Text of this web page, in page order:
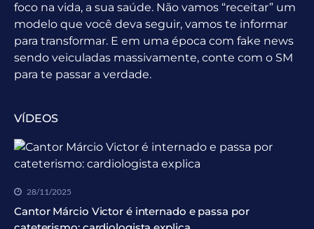
foco na vida, a sua saúde. Não vamos “receitar” um
modelo que você deva seguir, vamos te informar
para transformar. E em uma época com fake news
sendo veiculadas massivamente, conte com o SM
para te passar a verdade.
VÍDEOS
28/11/2025
Cantor Márcio Victor é internado e passa por